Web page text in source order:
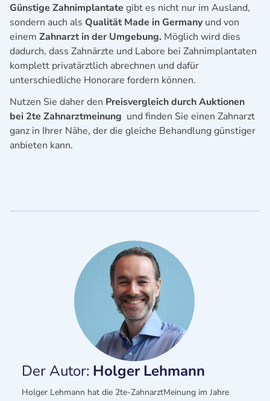
Günstige Zahnimplantate gibt es nicht nur im Ausland,
sondern auch als Qualität Made in Germanyund von
einem Zahnarzt in der Umgebung. Möglich wird dies
dadurch, dass Zahnärzte und Labore bei Zahnimplantaten
komplett privatärztlich abrechnen und dafür
unterschiedliche Honorare fordern können.
Nutzen Sie daher den Preisvergleich durch Auktionen
bei 2te Zahnarztmeinung und finden Sie einen Zahnarzt
ganz in Ihrer Nähe, der die gleiche Behandlung günstiger
anbieten kann.
Der Autor: Holger Lehmann
Holger Lehmann hat die 2te-ZahnarztMeinung im Jahre